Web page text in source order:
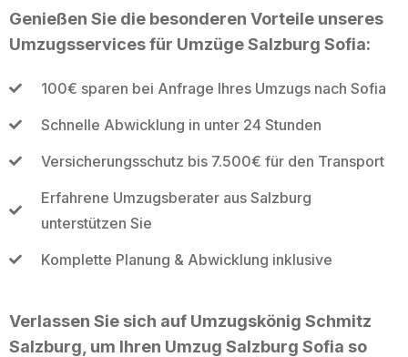
Genießen Sie die besonderen Vorteile unseres
Umzugsservices für Umzüge Salzburg Sofia:
100€ sparen bei Anfrage Ihres Umzugs nach Sofia
Schnelle Abwicklung in unter 24 Stunden
Versicherungsschutz bis 7.500€ für den Transport
Erfahrene Umzugsberater aus Salzburg
unterstützen Sie
Komplette Planung & Abwicklung inklusive
Verlassen Sie sich auf Umzugskönig Schmitz
Salzburg, um Ihren Umzug Salzburg Sofia so